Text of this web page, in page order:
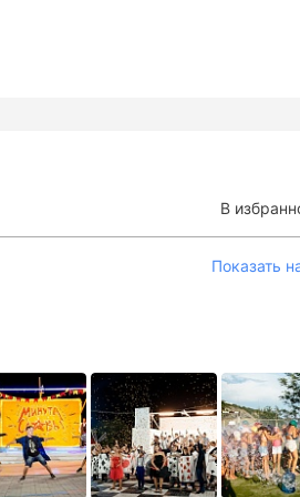
В
Показать